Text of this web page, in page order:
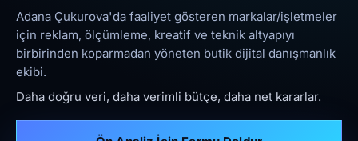
Adana Çukurova'da faaliyet gösteren markalar/işletmeler
için reklam, ölçümleme, kreatif ve teknik altyapıyı
birbirinden koparmadan yöneten butik dijital danışmanlık
ekibi.
Daha doğru veri, daha verimli bütçe, daha net kararlar.